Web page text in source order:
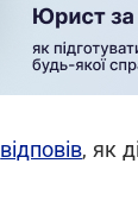
відповів, як